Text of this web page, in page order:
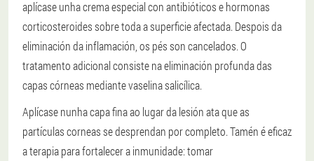
aplícase unha crema especial con antibióticos e hormonas
corticosteroides sobre toda a superficie afectada. Despois da
eliminación da inflamación, os pés son cancelados. O
tratamento adicional consiste na eliminación profunda das
capas córneas mediante vaselina salicílica.
Aplícase nunha capa fina ao lugar da lesión ata que as
partículas corneas se desprendan por completo. Tamén é eficaz
a terapia para fortalecer a inmunidade: tomar